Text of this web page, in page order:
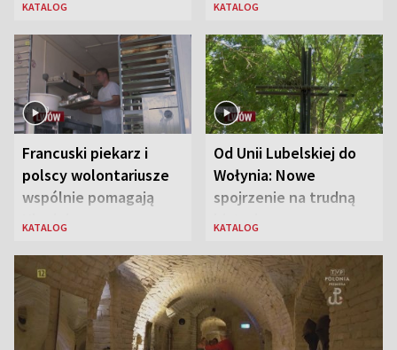
KATALOG KATALOG
Francuski piekarz i
polscy wolontariusze
wspólnie pomagają
Ukrainie
KATALOG
Od Unii Lubelskiej do
Wołynia: Nowe
spojrzenie na trudną
historię
KATALOG